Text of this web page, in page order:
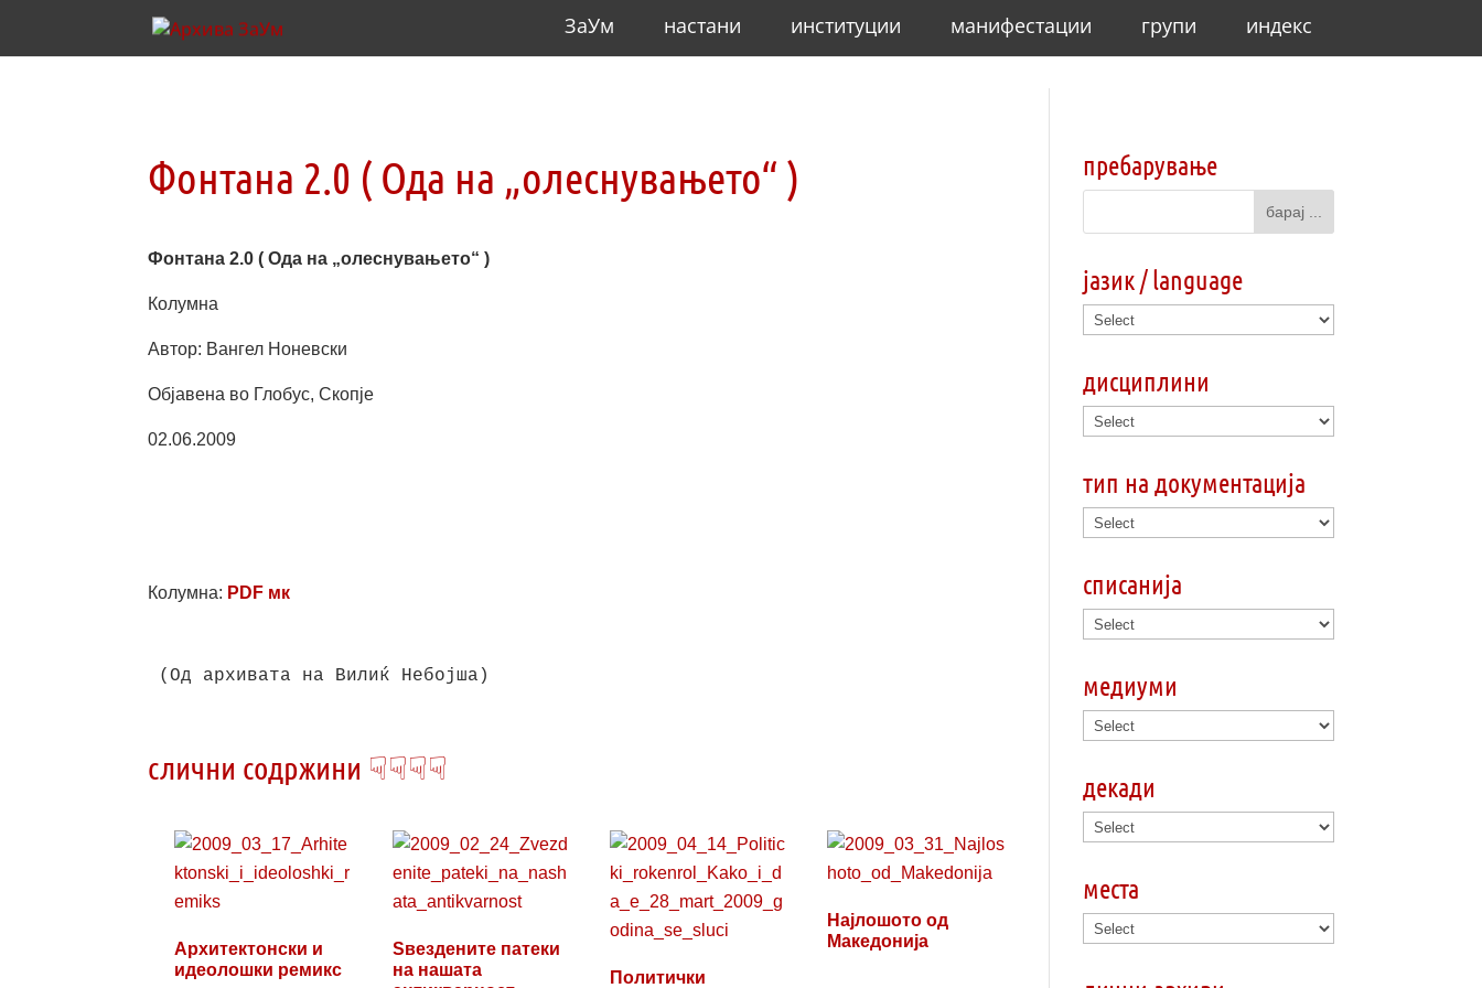
ЗаУм настани институции манифестации групи индекс
Фонтана 2.0 ( Ода на „олеснувањето“ )
Фонтана 2.0 ( Ода на „олеснувањето“ )
Колумна
Автор: Вангел Ноневски
Објавена во Глобус, Скопје
02.06.2009
Колумна: PDF мк
(Од архивата на Вилиќ Небојша)
слични содржини ☟☟☟☟
Архитектонски и
идеолошки ремикс
Sвездените патеки
на нашата
Политички
Најлошото од
Македонија
пребарување
јазик / language
дисциплини
тип на документација
списанија
медиуми
декади
места